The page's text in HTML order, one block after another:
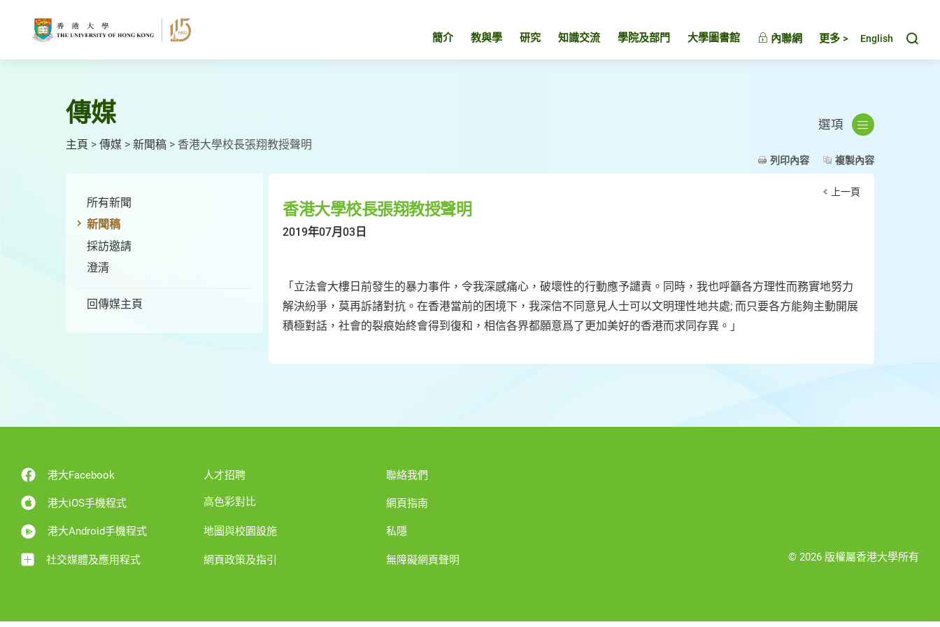
簡介 教與學 研究 知識交流 學院及部門 大學圖書館 內聯網 更多 > English
傳媒
主頁 > 傳媒 > 新聞稿 > 香港大學校長張翔教授聲明
選項
列印內容 複製內容
所有新聞
新聞稿
採訪邀請
澄清
回傳媒主頁
上一頁
香港大學校長張翔教授聲明
2019年07月03日
「立法會大樓日前發生的暴力事件，令我深感痛心，破壞性的行動應予譴責。同時，我也呼籲各方理性而務實地努力
解決紛爭，莫再訴諸對抗。在香港當前的困境下，我深信不同意見人士可以文明理性地共處; 而只要各方能夠主動開展
積極對話，社會的裂痕始終會得到復和，相信各界都願意爲了更加美好的香港而求同存異。」
港大Facebook
港大iOS手機程式
港大Android手機程式
社交媒體及應用程式
人才招聘
高色彩對比
地圖與校園設施
網頁政策及指引
聯絡我們
網頁指南
私隱
無障礙網頁聲明 © 2026 版權屬香港大學所有